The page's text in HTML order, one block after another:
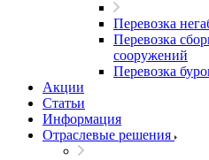
Перевозка
Перевозка
сооружений
Перевозка
Акции
Статьи
Информация
Отраслевые решения